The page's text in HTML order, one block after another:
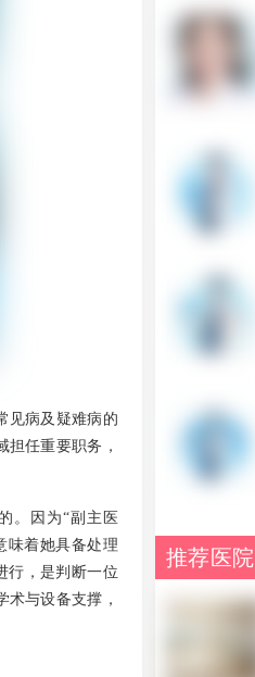
见病及疑难病的
任重要职务，
。因为“副主医
味着她具备处理
行，是判断一位
与设备支撑，
推荐医院